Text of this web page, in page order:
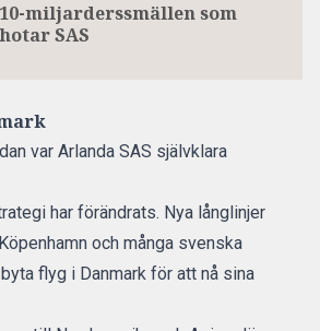
10-miljarderssmällen som
hotar SAS
var Arlanda SAS självklara
har förändrats. Nya långlinjer
och många svenska
flyg i Danmark för att nå sina